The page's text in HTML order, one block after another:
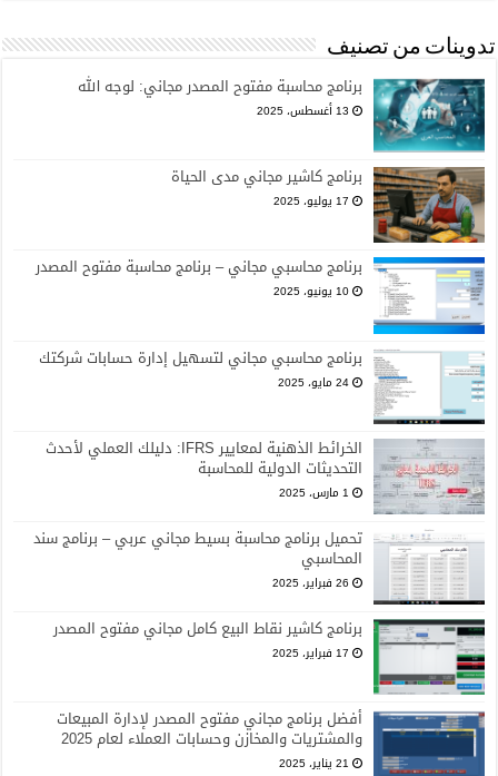
تدوينات من تصنيف
برنامج محاسبة مفتوح المصدر مجاني: لوجه الله
13 أغسطس، 2025
برنامج كاشير مجاني مدى الحياة
17 يوليو، 2025
برنامج محاسبي مجاني – برنامج محاسبة مفتوح المصدر
10 يونيو، 2025
برنامج محاسبي مجاني لتسهيل إدارة حسابات شركتك
24 مايو، 2025
الخرائط الذهنية لمعايير IFRS: دليلك العملي لأحدث
التحديثات الدولية للمحاسبة
1 مارس، 2025
تحميل برنامج محاسبة بسيط مجاني عربي – برنامج سند
المحاسبي
26 فبراير، 2025
برنامج كاشير نقاط البيع كامل مجاني مفتوح المصدر
17 فبراير، 2025
أفضل برنامج مجاني مفتوح المصدر لإدارة المبيعات
والمشتريات والمخازن وحسابات العملاء لعام 2025
21 يناير، 2025